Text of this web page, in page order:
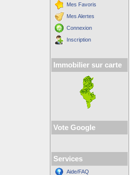
Mes Favoris
Mes Alertes
Connexion
Inscription
Immobilier sur carte
Vote Google
Services
Aide/FAQ